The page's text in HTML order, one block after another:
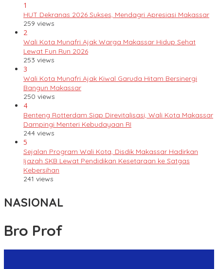
1
HUT Dekranas 2026 Sukses, Mendagri Apresiasi Makassar
259 views
2
Wali Kota Munafri Ajak Warga Makassar Hidup Sehat
Lewat Fun Run 2026
253 views
3
Wali Kota Munafri Ajak Kiwal Garuda Hitam Bersinergi
Bangun Makassar
250 views
4
Benteng Rotterdam Siap Direvitalisasi, Wali Kota Makassar
Dampingi Menteri Kebudayaan RI
244 views
5
Sejalan Program Wali Kota, Disdik Makassar Hadirkan
Ijazah SKB Lewat Pendidikan Kesetaraan ke Satgas
Kebersihan
241 views
NASIONAL
Bro Prof